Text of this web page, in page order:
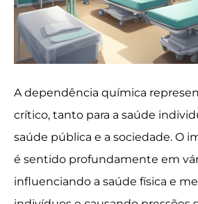
A dependência química
crítico, tanto para a saúde
saúde pública e a sociedade. O
é sentido profundamente em
influenciando a saúde física e